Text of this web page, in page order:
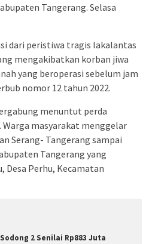
Tangerang. Selasa
dari peristiwa tragis lakalantas
mengakibatkan korban jiwa
yang beroperasi sebelum jam
nomor 12 tahun 2022.
menuntut perda
masyarakat menggelar
Serang- Tangerang sampai
Tangerang yang
Desa Perhu, Kecamatan
2 Senilai Rp883 Juta